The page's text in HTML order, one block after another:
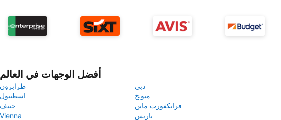
أفضل الوجهات في العالم
طرابزون
دبي
اسطنبول
ميونخ
جنيف
فرانكفورت ماين
Vienna
باريس